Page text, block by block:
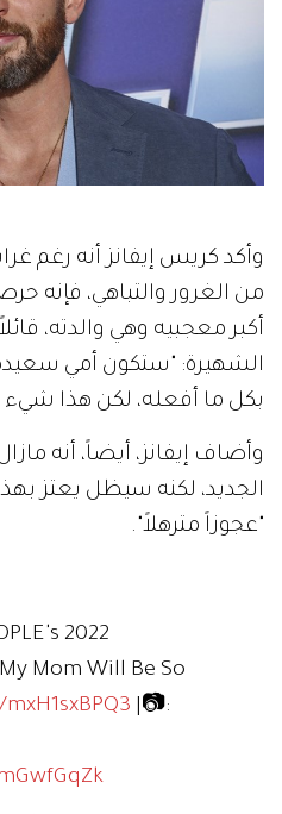
وأكد كريس إيفانز أنه رغم
من الغرور والتباهي، فإنه
أكبر معجبيه وهي والدته،
الشهيرة: "ستكون أمي سعيدة
بكل ما أفعله، لكن هذا شيء
وأضاف إيفانز، أيضاً، أنه
الجديد، لكنه سيظل يعتز
"عجوزاً مترهلاً".
2022
Mom Will Be So
|📷: